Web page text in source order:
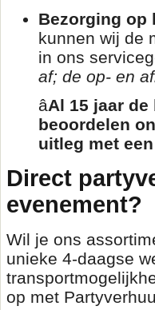
Bezorging op
kunnen wij de
in ons
af; de op- en
â­Al 15 jaar
beoordelen
uitleg met
Direct
evenement?
Wil je ons
unieke 4-daagse
op met